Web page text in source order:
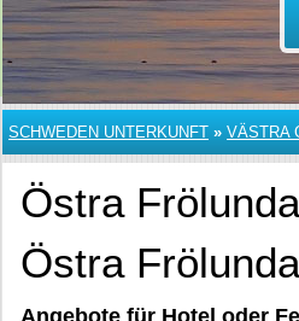
SCHWEDEN UNTERKUNFT » VÄSTRA
Östra Frölunda
Östra
Angebote für Hotel oder